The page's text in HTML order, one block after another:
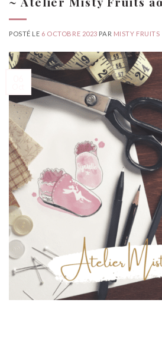
POSTÉ LE 6 OCTOBRE 2023 PAR MISTY FRUITS